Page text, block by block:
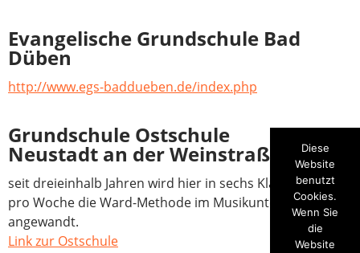
Evangelische Grundschule Bad
Düben
http://www.egs-baddueben.de/index.php
Grundschule Ostschule
Neustadt an der Weinstraße
seit dreieinhalb Jahren wird hier in sechs Klassen einmal
pro Woche die Ward-Methode im Musikunterricht
angewandt.
Link zur Ostschule
Diese
Website
benutzt
Cookies.
Wenn Sie
die
Website